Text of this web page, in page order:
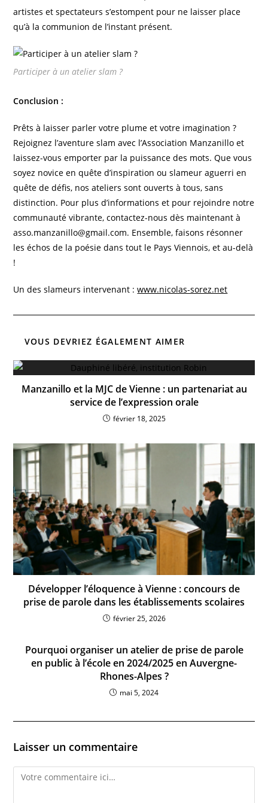
artistes et spectateurs s’estompent pour ne laisser place
qu’à la communion de l’instant présent.
Participer à un atelier slam ?
Conclusion :
Prêts à laisser parler votre plume et votre imagination ?
Rejoignez l’aventure slam avec l’Association Manzanillo et
laissez-vous emporter par la puissance des mots. Que vous
soyez novice en quête d’inspiration ou slameur aguerri en
quête de défis, nos ateliers sont ouverts à tous, sans
distinction. Pour plus d’informations et pour rejoindre notre
communauté vibrante, contactez-nous dès maintenant à
asso.manzanillo@gmail.com. Ensemble, faisons résonner
les échos de la poésie dans tout le Pays Viennois, et au-delà
!
Un des slameurs intervenant :www.nicolas-sorez.net
VOUS DEVRIEZ ÉGALEMENT AIMER
Manzanillo et la MJC de Vienne : un partenariat au
service de l’expression orale
février 18, 2025
Développer l’éloquence à Vienne : concours de
prise de parole dans les établissements scolaires
février 25, 2026
Pourquoi organiser un atelier de prise de parole
en public à l’école en 2024/2025 en Auvergne-
Rhones-Alpes ?
mai 5, 2024
Laisser un commentaire
Comment